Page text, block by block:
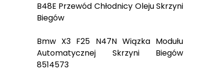
B48E Przewód Chłodnicy Oleju Skrzyni
Biegów
Bmw X3 F25 N47N Wiązka Modułu
Automatycznej Skrzyni Biegów
8514573